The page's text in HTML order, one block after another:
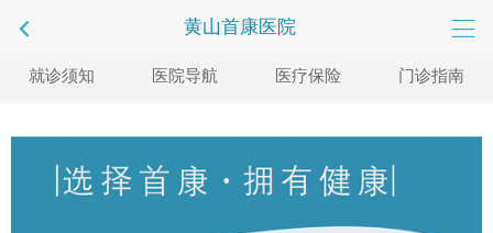
黄山首康医院
就诊须知 医院导航 医疗保险 门诊指南